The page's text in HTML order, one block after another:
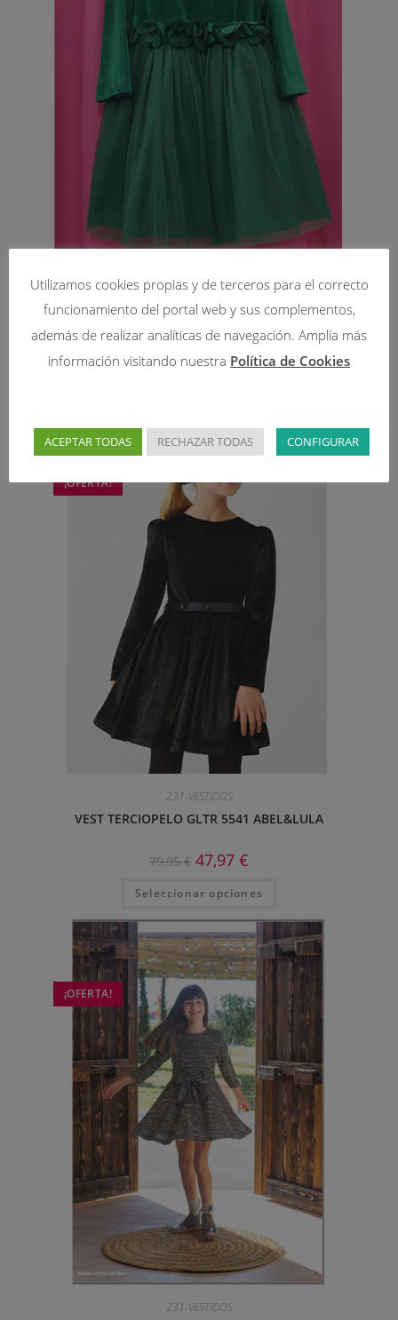
231-VESTIDOS
VESTIDO 564400 AMAYA
¡OFERTA!
231-VESTIDOS
VEST TERCIOPELO GLTR 5541 ABEL&LULA
79,95€ 47,97 €
Seleccionar opciones
¡OFERTA!
231-VESTIDOS
Utilizamos cookies propias y de terceros para el correcto
funcionamiento del portal web y sus complementos,
además de realizar analíticas de navegación. Amplía más
información visitando nuestra Política de Cookies
ACEPTAR TODAS RECHAZAR TODAS CONFIGURAR